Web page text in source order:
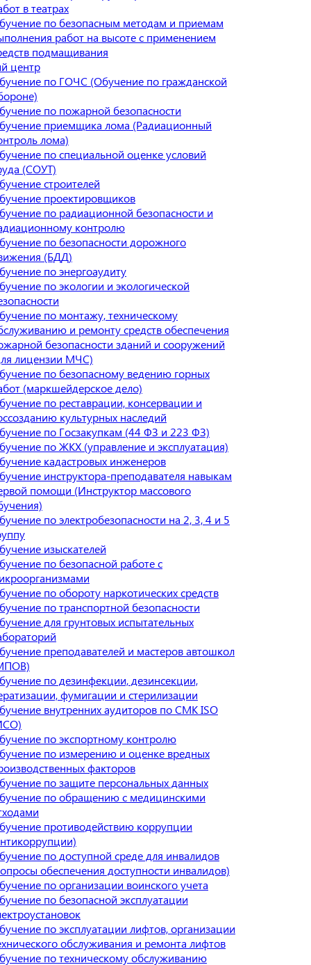
в театрах
по безопасным методам и приемам
работ на высоте с применением
подмащивания
центр
по ГОЧС (Обучение по гражданской
по пожарной безопасности
приемщика лома (Радиационный
лома)
по специальной оценке условий
(СОУТ)
строителей
проектировщиков
по радиационной безопасности и
контролю
по безопасности дорожного
(БДД)
по энергоаудиту
по экологии и экологической
по монтажу, техническому
и ремонту средств обеспечения
безопасности зданий и сооружений
лицензии МЧС)
по безопасному ведению горных
(маркшейдерское дело)
по реставрации, консервации и
культурных наследий
по Госзакупкам (44 ФЗ и 223 ФЗ)
по ЖКХ (управление и эксплуатация)
кадастровых инженеров
инструктора-преподавателя навыкам
помощи (Инструктор массового
по электробезопасности на 2, 3, 4 и 5
изыскателей
по безопасной работе с
по обороту наркотических средств
по транспортной безопасности
для грунтовых испытательных
преподавателей и мастеров автошкол
по дезинфекции, дезинсекции,
фумигации и стерилизации
внутренних аудиторов по СМК ISO
по экспортному контролю
по измерению и оценке вредных
факторов
по защите персональных данных
по обращению с медицинскими
противодействию коррупции
по доступной среде для инвалидов
обеспечения доступности инвалидов)
по организации воинского учета
по безопасной эксплуатации
по эксплуатации лифтов, организации
обслуживания и ремонта лифтов
по техническому обслуживанию